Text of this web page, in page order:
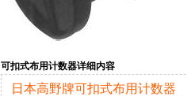
可扣式布用计数器详细内容
日本高野牌可扣式布用计数器